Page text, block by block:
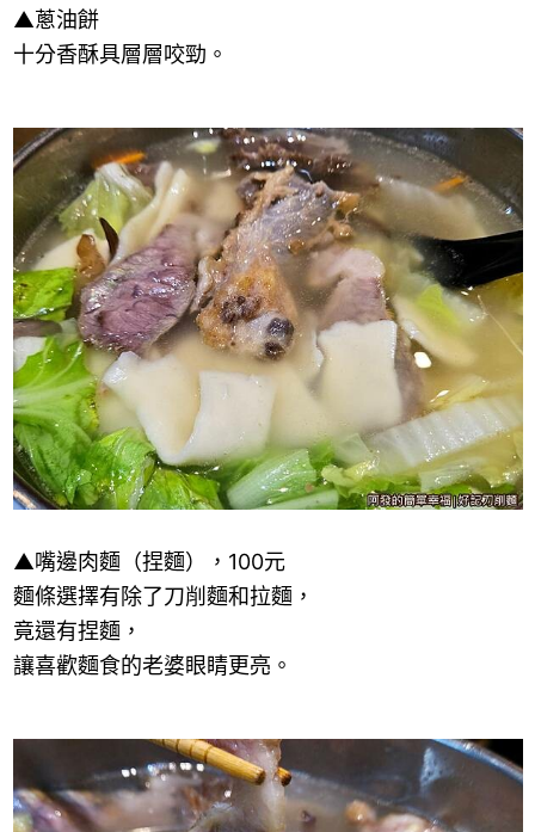
▲蔥油餅
十分香酥具層層咬勁。
▲嘴邊肉麵（捏麵）， 100元
麵條選擇有除了刀削麵和拉麵，
竟還有捏麵，
讓喜歡麵食的老婆眼睛更亮。